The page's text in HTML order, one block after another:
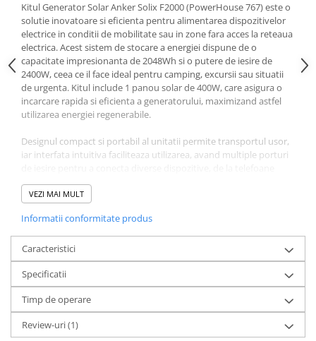
Kitul Generator Solar Anker Solix F2000 (PowerHouse 767) este o
solutie inovatoare si eficienta pentru alimentarea dispozitivelor
electrice in conditii de mobilitate sau in zone fara acces la reteaua
electrica. Acest sistem de stocare a energiei dispune de o
capacitate impresionanta de 2048Wh si o putere de iesire de
2400W, ceea ce il face ideal pentru camping, excursii sau situatii
de urgenta. Kitul include 1 panou solar de 400W, care asigura o
incarcare rapida si eficienta a generatorului, maximizand astfel
utilizarea energiei regenerabile.
Designul compact si portabil al unitatii permite transportul usor,
iar interfata intuitiva faciliteaza utilizarea, avand multiple porturi
mobile la aparate electrocasnice. Cu acest kit, utilizatorii pot
beneficia de o sursa de energie curata si sustenabila, contribuind
Durata de viata de 10 ani
Cu tehnologia de lunga durata InfiniPower, Anker Solix F2000
este construit pentru a rezista peste un deceniu, chiar si in cazul
utilizarii zilnice.
Reincarcare rapida
Datorita tehnologiei HyperFlash, Anker Solix F2000 poate fi
incarcat de la 0 la 80% in doar 1 ora.
VEZI MAI MULT
Informatii conformitate produs
Caracteristici
Specificatii
Timp de operare
Review-uri(1)